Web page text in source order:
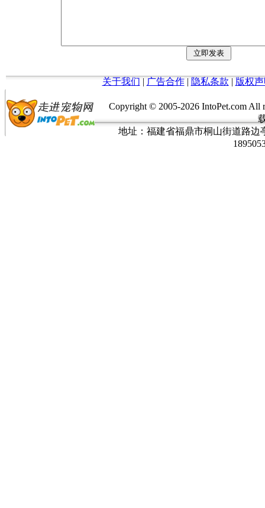
关于我们 | 广告合作| 隐私条款 | 版权
Copyright © 2005-2026 IntoPet.com
地址：福建省福鼎市桐山街道路边